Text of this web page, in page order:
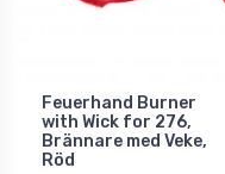
Feuerhand Burner
with Wick for 276,
Brännare med Veke,
Röd